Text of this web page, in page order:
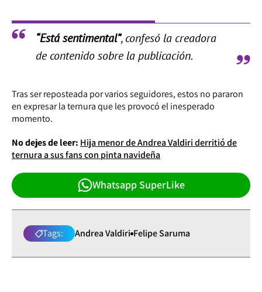
“Está sentimental”, confesó la creadora
de contenido sobre la publicación.
Tras ser reposteada por varios seguidores, estos no pararon
en expresar la ternura que les provocó el inesperado
momento.
No dejes de leer: Hija menor de Andrea Valdiri derritió de
ternura a sus fans con pinta navideña
Whatsapp SuperLike
Tags: Andrea Valdiri Felipe Saruma